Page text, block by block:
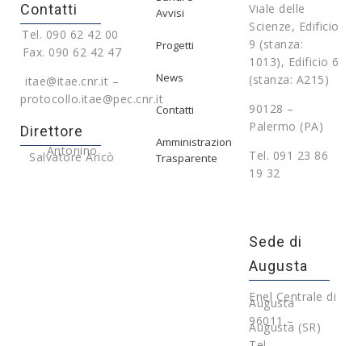
Contatti
Tel. 090 62 42 00
Fax. 090 62 42 47
itae@itae.cnr.it –
protocollo.itae@pec.cnr.it
Direttore
Antonino
Salvatore Aricò
Avvisi
Progetti
News
Contatti
Amministrazione
Trasparente
Viale delle
Scienze, Edificio
9 (stanza:
1013), Edificio 6
(stanza: A215)
90128 –
Palermo (PA)
Tel. 091 23 86
19 32
Sede di
Augusta
Enel Centrale di
Augusta
96011 –
Augusta (SR)